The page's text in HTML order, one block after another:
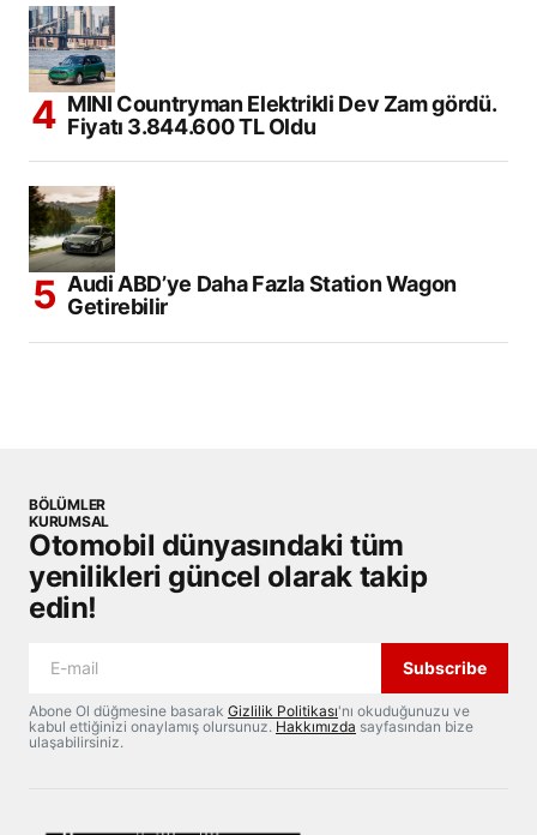
MINI Countryman Elektrikli Dev Zam gördü.
Fiyatı 3.844.600 TL Oldu
Audi ABD’ye Daha Fazla Station Wagon
Getirebilir
BÖLÜMLER
KURUMSAL
Otomobil dünyasındaki tüm
yenilikleri güncel olarak takip
edin!
Subscribe
Abone Ol düğmesine basarak Gizlilik Politikası'nı okuduğunuzu ve
kabul ettiğinizi onaylamış olursunuz. Hakkımızda sayfasından bize
ulaşabilirsiniz.